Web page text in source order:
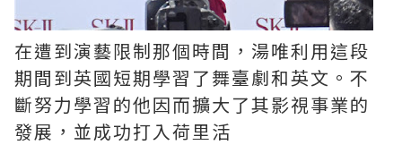
在遭到演藝限制那個時間，湯唯利用這段
期間到英國短期學習了舞臺劇和英文。不
斷努力學習的他因而擴大了其影視事業的
發展，並成功打入荷里活